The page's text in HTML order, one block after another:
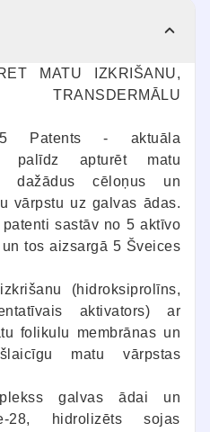
MATU IZKRIŠANU,
Patents - aktuāla
palīdz apturēt matu
dažādus cēloņus un
vārpstu uz galvas ādas.
sastāv no 5 aktīvo
tos aizsargā 5 Šveices
(hidroksiprolīns,
aktivators) ar
folikulu membrānas un
matu vārpstas
galvas ādai un
28, hidrolizēts sojas